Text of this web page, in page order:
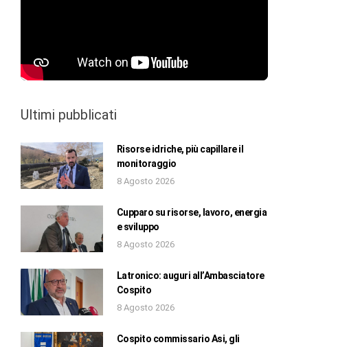
Ultimi pubblicati
Risorse idriche, più capillare il
monitoraggio
8 Agosto 2026
Cupparo su risorse, lavoro, energia
e sviluppo
8 Agosto 2026
Latronico: auguri all’Ambasciatore
Cospito
8 Agosto 2026
Cospito commissario Asi, gli